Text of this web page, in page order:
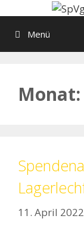
springen
Menü
Monat:
11. April 2022